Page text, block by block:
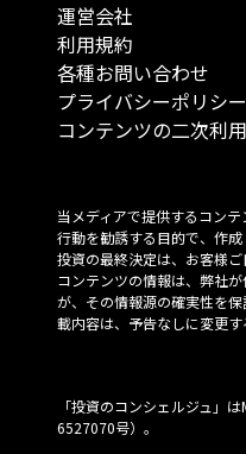
運営会社
利用規約
各種お問い合わせ
プライバシーポリシー
コンテンツの二次利
当メディアで提供するコン
行動を勧誘する目的で、作
投資の最終決定は、お客様
コンテンツの情報は、弊社
が、その情報源の確実性を
載内容は、予告なしに変更す
「投資のコンシェルジュ」
6527070号）。